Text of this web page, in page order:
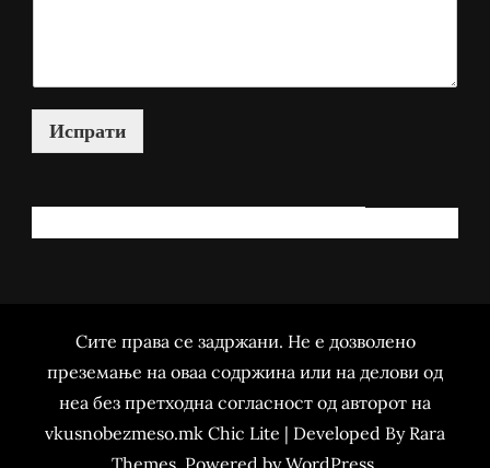
Испрати
Сите права се задржани. Не е дозволено
преземање на оваа содржина или на делови од
неа без претходна согласност од авторот на
vkusnobezmeso.mk Chic Lite | Developed By Rara
Themes . Powered byWordPress